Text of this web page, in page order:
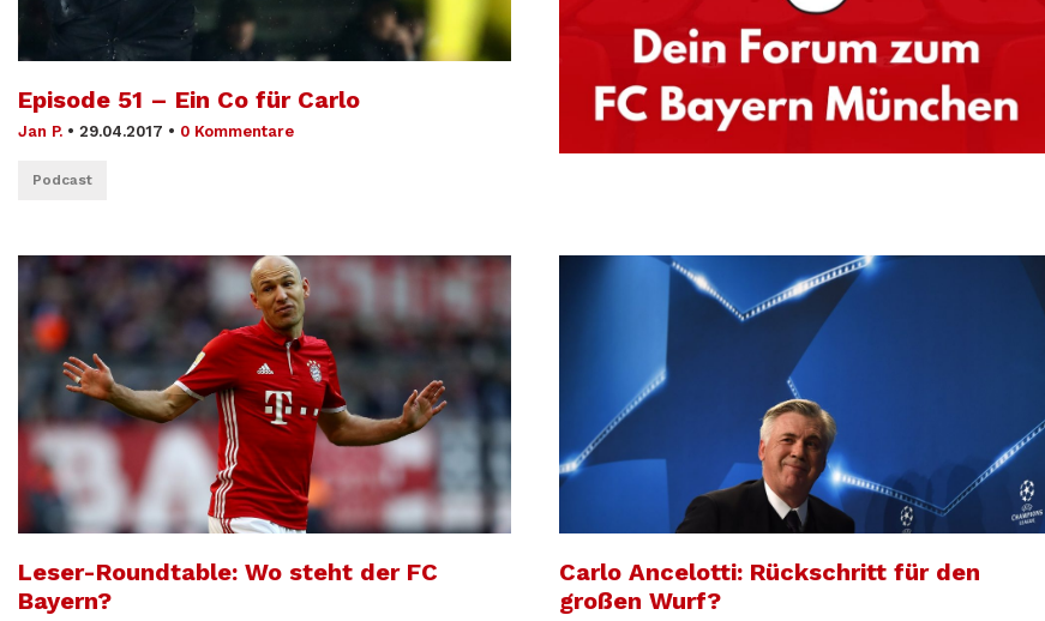
Episode 51 – Ein Co für Carlo
Jan P. • 29.04.2017 • 0 Kommentare
Podcast
Leser-Roundtable: Wo steht der FC
Bayern?
Carlo Ancelotti: Rückschritt für den
großen Wurf?